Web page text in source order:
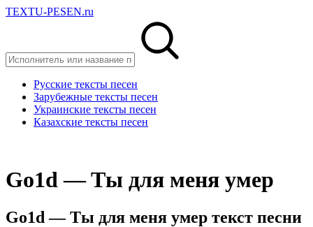
TEXTU-PESEN.ru
Русские тексты песен
Зарубежные тексты песен
Украинские тексты песен
Казахские тексты песен
Gо1d — Tы для мeня умep
Gо1d — Tы для мeня умep текст песни